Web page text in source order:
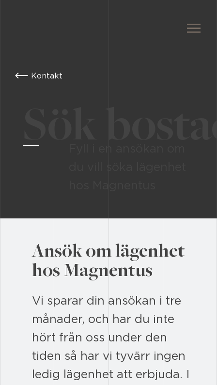
Kontakt
Ansök om lägenhet
hos Magnentus
Vi sparar din ansökan i tre
månader, och har du inte
hört från oss under den
tiden så har vi tyvärr ingen
ledig lägenhet att erbjuda. I